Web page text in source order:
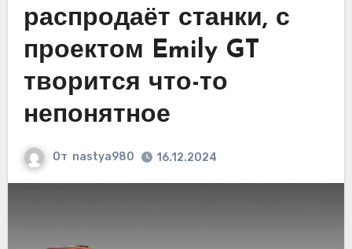
распродаёт станки, с
проектом Emily GT
творится что-то
непонятное
От nastya980 16.12.2024